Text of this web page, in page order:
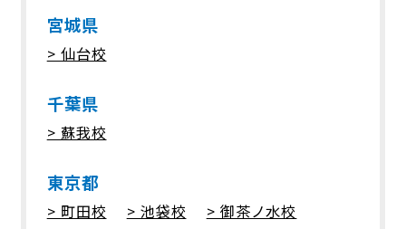
当社は、個人情報の取り扱いの全部また
は一部を第三者に委託する場合は、当該
第三者について厳正な調査を行い、取り
図られるよう当該第三者に対する必要か
つ適切な監督を行います。
当社は、個人情報保護法等の法令に定め
のある場合を除き、個人情報をあらかじ
宮城県
> 仙台校
千葉県
> 蘇我校
東京都
> 町田校 > 池袋校 > 御茶ノ水校